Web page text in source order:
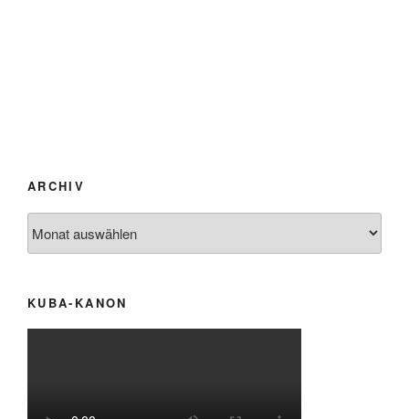
ARCHIV
KUBA-KANON